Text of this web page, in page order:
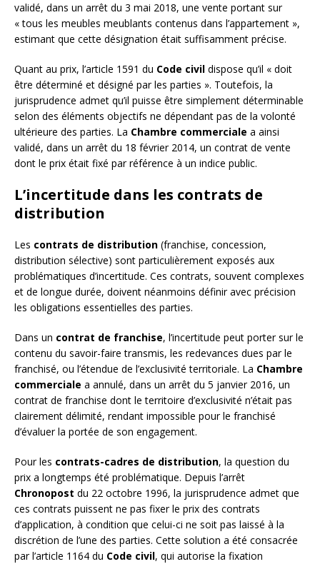
validé, dans un arrêt du 3 mai 2018, une vente portant sur
« tous les meubles meublants contenus dans l’appartement »,
estimant que cette désignation était suffisamment précise.
Quant au prix, l’article 1591 du Code civil dispose qu’il « doit
être déterminé et désigné par les parties ». Toutefois, la
jurisprudence admet qu’il puisse être simplement déterminable
selon des éléments objectifs ne dépendant pas de la volonté
ultérieure des parties. La Chambre commerciale a ainsi
validé, dans un arrêt du 18 février 2014, un contrat de vente
dont le prix était fixé par référence à un indice public.
L’incertitude dans les contrats de
distribution
Les contrats de distribution (franchise, concession,
distribution sélective) sont particulièrement exposés aux
problématiques d’incertitude. Ces contrats, souvent complexes
et de longue durée, doivent néanmoins définir avec précision
les obligations essentielles des parties.
Dans un contrat de franchise, l’incertitude peut porter sur le
contenu du savoir-faire transmis, les redevances dues par le
franchisé, ou l’étendue de l’exclusivité territoriale. La Chambre
commerciale a annulé, dans un arrêt du 5 janvier 2016, un
contrat de franchise dont le territoire d’exclusivité n’était pas
clairement délimité, rendant impossible pour le franchisé
d’évaluer la portée de son engagement.
Pour les contrats-cadres de distribution, la question du
prix a longtemps été problématique. Depuis l’arrêt
Chronopost du 22 octobre 1996, la jurisprudence admet que
ces contrats puissent ne pas fixer le prix des contrats
d’application, à condition que celui-ci ne soit pas laissé à la
discrétion de l’une des parties. Cette solution a été consacrée
par l’article 1164 du Code civil, qui autorise la fixation